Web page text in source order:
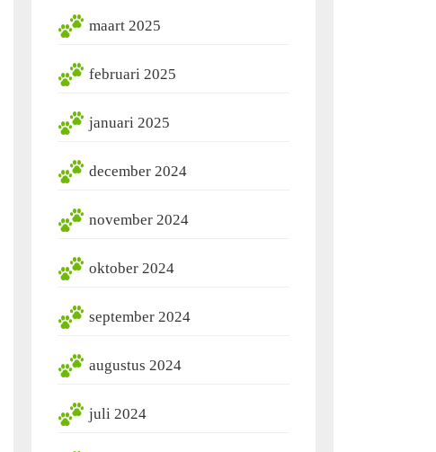
maart 2025
februari 2025
januari 2025
december 2024
november 2024
oktober 2024
september 2024
augustus 2024
juli 2024